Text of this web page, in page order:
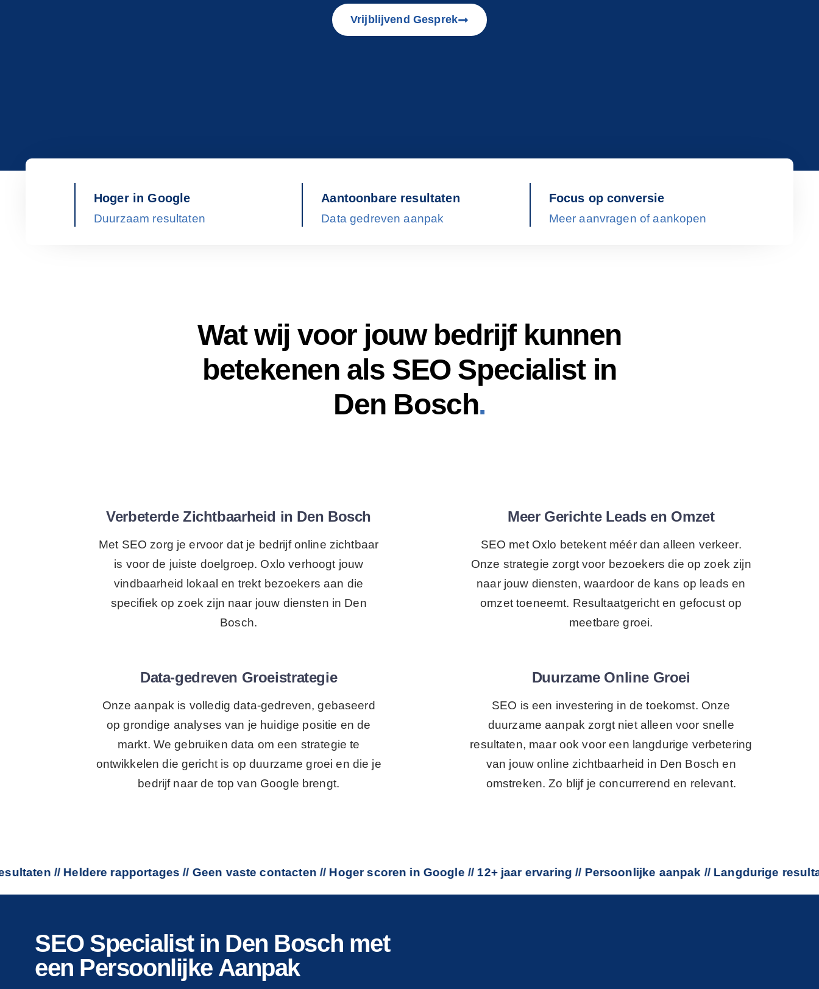
Vrijblijvend Gesprek
Hoger in Google
Duurzaam resultaten
Aantoonbare resultaten
Data gedreven aanpak
Focus op conversie
Meer aanvragen of aankopen
Wat wij voor jouw bedrijf kunnen
betekenen als SEO Specialist in
Den Bosch.
Verbeterde Zichtbaarheid in Den Bosch
Met SEO zorg je ervoor dat je bedrijf online zichtbaar
is voor de juiste doelgroep. Oxlo verhoogt jouw
vindbaarheid lokaal en trekt bezoekers aan die
specifiek op zoek zijn naar jouw diensten in Den
Bosch.
Data-gedreven Groeistrategie
Onze aanpak is volledig data-gedreven, gebaseerd
op grondige analyses van je huidige positie en de
markt. We gebruiken data om een strategie te
ontwikkelen die gericht is op duurzame groei en die je
bedrijf naar de top van Google brengt.
Meer Gerichte Leads en Omzet
SEO met Oxlo betekent méér dan alleen verkeer.
Onze strategie zorgt voor bezoekers die op zoek zijn
naar jouw diensten, waardoor de kans op leads en
omzet toeneemt. Resultaatgericht en gefocust op
meetbare groei.
Duurzame Online Groei
SEO is een investering in de toekomst. Onze
duurzame aanpak zorgt niet alleen voor snelle
resultaten, maar ook voor een langdurige verbetering
van jouw online zichtbaarheid in Den Bosch en
omstreken. Zo blijf je concurrerend en relevant.
// Heldere rapportages // Geen vaste contacten // Hoger scoren in Google // 12+ jaar ervaring // Persoonlijke aanpak // Langdurige resultaten //
SEO Specialist in Den Bosch met
een Persoonlijke Aanpak